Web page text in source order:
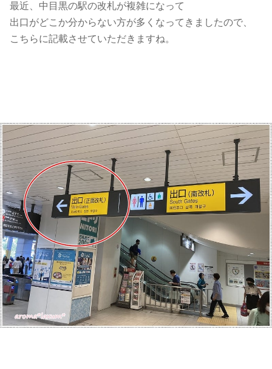
最近、中目黒の駅の改札が複雑になって
出口がどこか分からない方が多くなってきましたので、
こちらに記載させていただきますね。